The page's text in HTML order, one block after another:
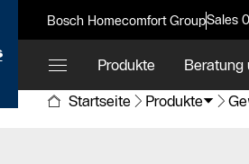
Bosch Homecomfort GroupSales
Produkte
Beratung
Startseite
Produkte